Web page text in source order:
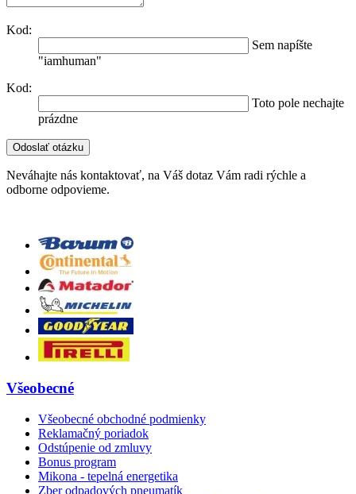
Kod:
Sem napíšte
"iamhuman"
Kod:
Toto pole nechajte
prázdne
Neváhajte nás kontaktovať, na Váš dotaz Vám radi rýchle a
odborne odpovieme.
Všeobecné
Všeobecné obchodné podmienky
Reklamačný poriadok
Odstúpenie od zmluvy
Bonus program
Mikona - tepelná energetika
Zber odpadových pneumatík